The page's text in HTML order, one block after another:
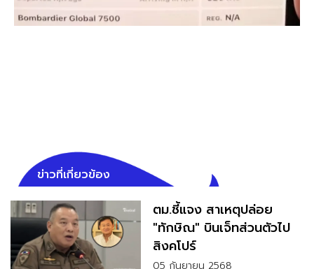
ข่าวที่เกี่ยวข้อง
ตม.ชี้แจง สาเหตุปล่อย
"ทักษิณ" บินเจ็ทส่วนตัวไป
สิงคโปร์